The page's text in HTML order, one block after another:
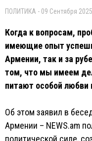
ПОЛИТИКА - 09 Сентября
Когда к вопросам,
имеющие опыт
Армении, так и за
том, что мы имеем
питают особой любви
Об этом заявил в
Армении – NEWS.am
политической силе,